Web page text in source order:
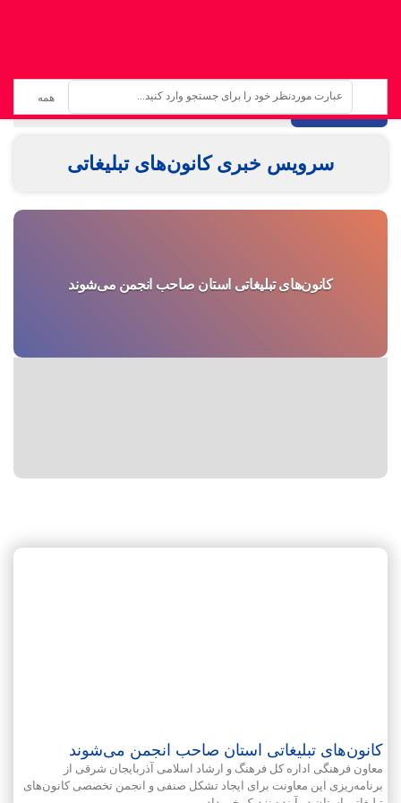
تازه ترین اخبار :
سرویس خبری کانون‌های تبلیغاتی
کانون‌های تبلیغاتی استان صاحب انجمن می‌شوند
کانون‌های تبلیغاتی استان صاحب انجمن می‌شوند
معاون فرهنگی اداره کل فرهنگ و ارشاد اسلامی آذربایجان شرقی از
برنامه‌ریزی این معاونت برای ایجاد تشکل صنفی و انجمن تخصصی کانون‌های